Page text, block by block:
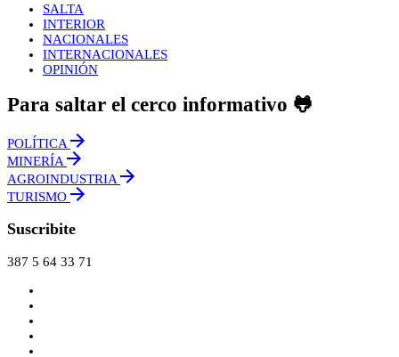
SALTA
INTERIOR
NACIONALES
INTERNACIONALES
OPINIÓN
Para saltar el cerco informativo 🐸
POLÍTICA
MINERÍA
AGROINDUSTRIA
TURISMO
Suscribite
387 5 64 33 71